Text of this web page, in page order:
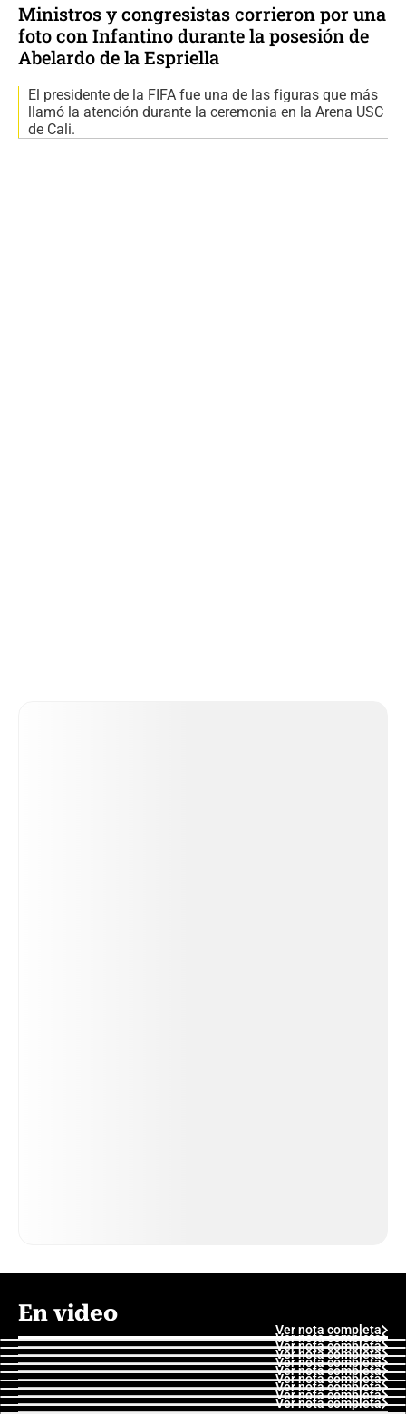
Ministros y congresistas corrieron por una
foto con Infantino durante la posesión de
Abelardo de la Espriella
El presidente de la FIFA fue una de las figuras que más
llamó la atención durante la ceremonia en la Arena USC
de Cali.
En video
Ver nota completa
Ver nota completa
Ver nota completa
Ver nota completa
Ver nota completa
Ver nota completa
Ver nota completa
Ver nota completa
Ver nota completa
Ver nota completa